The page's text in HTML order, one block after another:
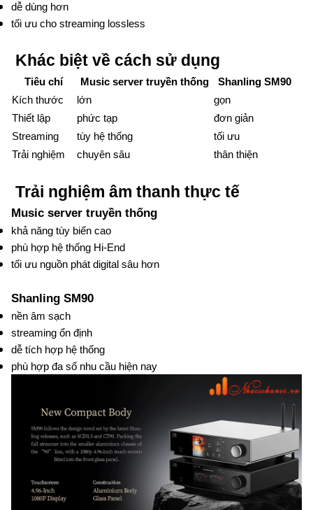
dễ dùng hơn
tối ưu cho streaming lossless
Khác biệt về cách sử dụng
Tiêu chí Music server truyền thống
Shanling SM90
Kích thước
lớn
gọn
Thiết lập
phức tạp
đơn giản
Streaming
tùy hệ thống
tối ưu
Trải nghiệm
chuyên sâu thân thiện
Trải nghiệm âm thanh thực tế
Music server truyền thống
khả năng tùy biến cao
phù hợp hệ thống Hi-End
tối ưu nguồn phát digital sâu hơn
Shanling SM90
nền âm sạch
streaming ổn định
dễ tích hợp hệ thống
phù hợp đa số nhu cầu hiện nay